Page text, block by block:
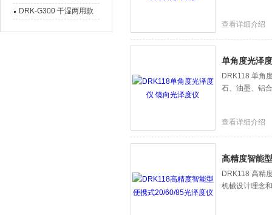
测试仪是一款什么设备
DRK-G300 干湿两用款
查看详细介绍
单角度光泽
DRK118 单角
石、油墨、铝
查看详细介绍
高精度智能
DRK118 高精
机械设计理念